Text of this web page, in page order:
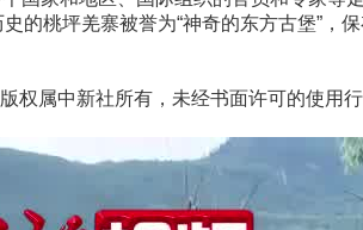
桃坪羌寨被誉为“神奇的东方古堡”，保
权属中新社所有，未经书面许可的使用